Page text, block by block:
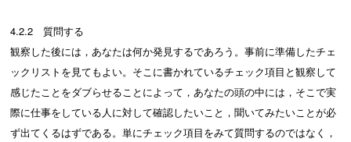
4.2.2 質問する
観察した後には，あなたは何か発見するであろう。事前に準備したチェ
ックリストを見てもよい。そこに書かれているチェック項目と観察して
感じたことをダブらせることによって，あなたの頭の中には，そこで実
際に仕事をしている人に対して確認したいこと，聞いてみたいことが必
ず出てくるはずである。単にチェック項目をみて質問するのではなく，